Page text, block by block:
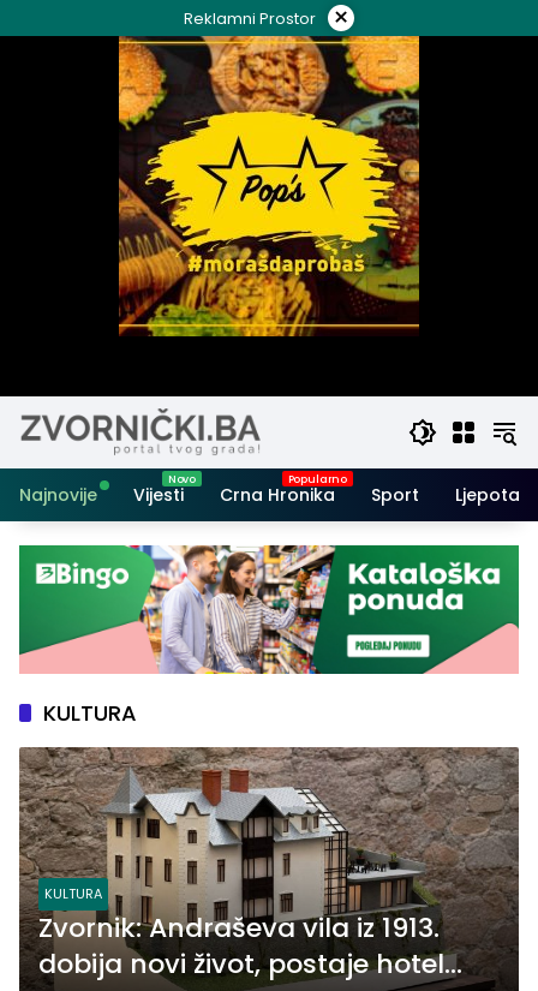
to
Reklamni Prostor ×
Najnovije Vijesti Crna Hronika Sport Ljepota i
KULTURA
KULTURA
Zvornik: Andraševa vila iz 1913.
dobija novi život, postaje hotel